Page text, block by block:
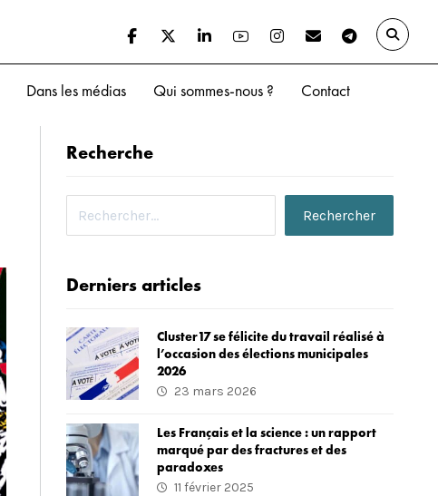
Dans les médias Qui sommes-nous ? Contact
Recherche
Derniers articles
Cluster17 se félicite du travail réalisé à
l’occasion des élections municipales
2026
23 mars 2026
Les Français et la science : un rapport
marqué par des fractures et des
paradoxes
11 février 2025